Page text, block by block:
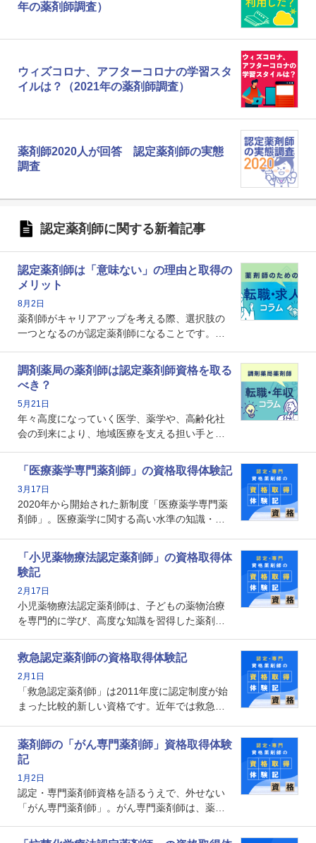
年の薬剤師調査）
ウィズコロナ、アフターコロナの学習スタ
イルは？（2021年の薬剤師調査）
薬剤師2020人が回答 認定薬剤師の実態
調査
認定薬剤師に関する新着記事
認定薬剤師は「意味ない」の理由と取得の
メリット
8月2日
薬剤師がキャリアアップを考える際、選択肢の
一つとなるのが認定薬剤師になることです。し
という声を聞いたことがあるかもしれません。
本記事では、認定薬剤師が「意味ない」といわ
れる理由や、取得するメリット、年収・キャリ
アへの影響を解説します。
調剤薬局の薬剤師は認定薬剤師資格を取る
べき？
5月21日
年々高度になっていく医学、薬学や、高齢化社
会の到来により、地域医療を支える担い手とし
で、重要度が増しているのが認定薬剤師という
資格です。認定薬剤師とはいったいどんな資格
なのでしょうか。それを取得するとどのような
メリットがあるのでしょうか。
「医療薬学専門薬剤師」の資格取得体験記
3月17日
2020年から開始された新制度「医療薬学専門薬
剤師」。医療薬学に関する高い水準の知識・技
剤師としての専門性を示す客観的な根拠の一つ
となります。取得要件は多岐に渡り、審査も複
数回ありますが、患者さんに対して一定の能力
の証明になる資格と言えます。
「小児薬物療法認定薬剤師」の資格取得体
験記
2月17日
小児薬物療法認定薬剤師は、子どもの薬物治療
を専門的に学び、高度な知識を習得した薬剤師
や、特有の疾患、心理状況を理解し、専門性を
深めることで、子どもとその保護者に寄り添え
る存在です。今回はそんな小児薬物療法認定薬
剤師の取得体験記をご紹介します。
救急認定薬剤師の資格取得体験記
2月1日
「救急認定薬剤師」は2011年度に認定制度が始
まった比較的新しい資格です。近年では救急病
とから、救急認定薬剤師を目指す病院薬剤師も
増えているのではないでしょうか。今回はそん
な救急認定薬剤師の取得体験記をご紹介しま
す。
薬剤師の「がん専門薬剤師」資格取得体験
記
1月2日
認定・専門薬剤師資格を語るうえで、外せない
「がん専門薬剤師」。がん専門薬剤師は、薬剤
関する資格として、2009年に発足しました。薬